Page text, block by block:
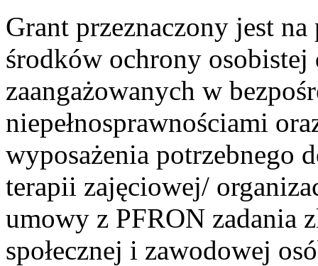
Grant przeznaczony jest
środków ochrony
zaangażowanych w
niepełnosprawnościami
wyposażenia potrzebnego
terapii zajęciowej/
umowy z PFRON zadania
społecznej i zawodowej